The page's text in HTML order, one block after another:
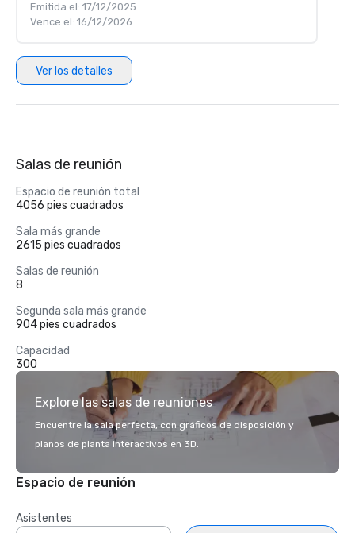
Emitida el: 17/12/2025
Vence el: 16/12/2026
Ver los detalles
Salas de reunión
Espacio de reunión total
4056 pies cuadrados
Sala más grande
2615 pies cuadrados
Salas de reunión
8
Segunda sala más grande
904 pies cuadrados
Capacidad
300
Explore las salas de reuniones
Encuentre la sala perfecta, con gráficos de disposición y
planos de planta interactivos en 3D.
Espacio de reunión
Asistentes